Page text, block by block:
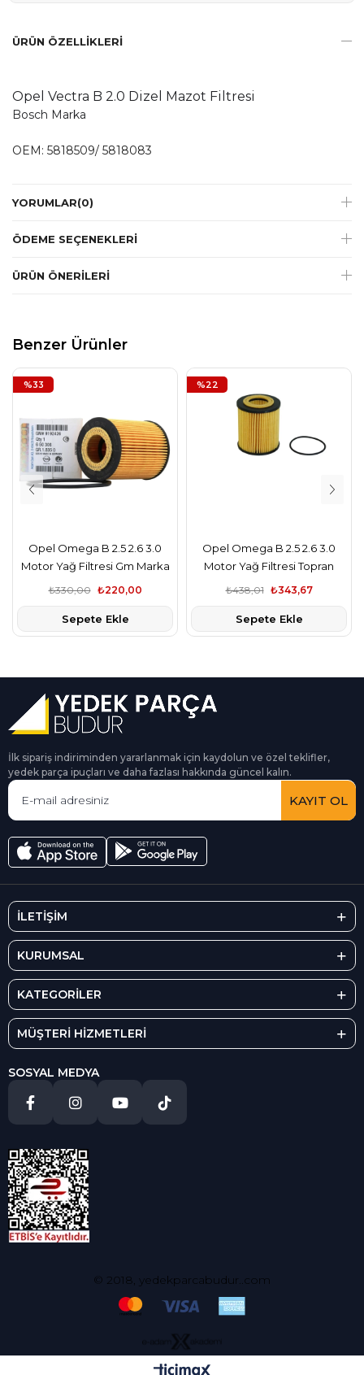
ÜRÜN ÖZELLIKLERI
Opel Vectra B 2.0 Dizel Mazot Filtresi
Bosch Marka
OEM: 5818509/ 5818083
YORUMLAR(0)
ÖDEME SEÇENEKLERI
ÜRÜN ÖNERILERI
Benzer Ürünler
Opel Omega B 2.5 2.6 3.0
Motor Yağ Filtresi Gm Marka
₺220,00
₺330,00
Sepete Ekle
%33
Opel Omega B 2.5 2.6 3.0
Motor Yağ Filtresi Topran
Marka₺343,67
₺438,01
Sepete Ekle
%22
İlk sipariş indiriminden yararlanmak için kaydolun ve özel teklifler,
yedek parça ipuçları ve daha fazlası hakkında güncel kalın.
KAYIT OL
İLETİŞİM
KURUMSAL
KATEGORİLER
MÜŞTERİ HİZMETLERİ
SOSYAL MEDYA
© 2018, yedekparcabudur..com